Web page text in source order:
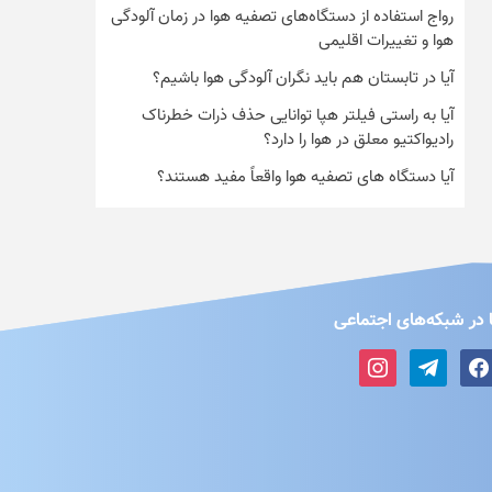
رواج استفاده از دستگاه‌های تصفیه هوا در زمان آلودگی
هوا و تغییرات اقلیمی
آیا در تابستان هم باید نگران آلودگی هوا باشیم؟
آیا به راستی فیلتر هپا توانایی حذف ذرات خطرناک
رادیواکتیو معلق در هوا را دارد؟
آیا دستگاه های تصفیه هوا واقعاً مفید هستند؟
در شبکه‌های اجتماعی
telegram
instagram